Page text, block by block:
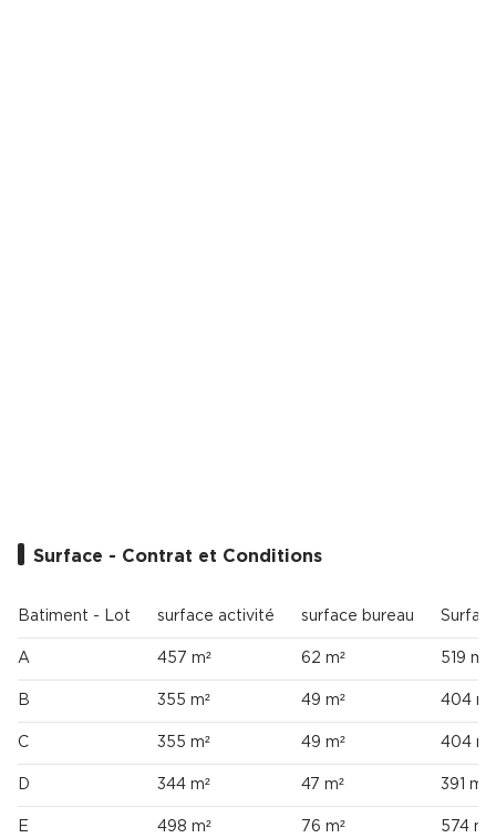
Surface - Contrat et Conditions
Batiment - Lot surface activité surface bureau
A 457 m² 62 m² 519 m²
B 355 m² 49 m² 404 m²
C 355 m² 49 m² 404 m²
D 344 m² 47 m² 391 m²
E 498 m² 76 m² 574 m²